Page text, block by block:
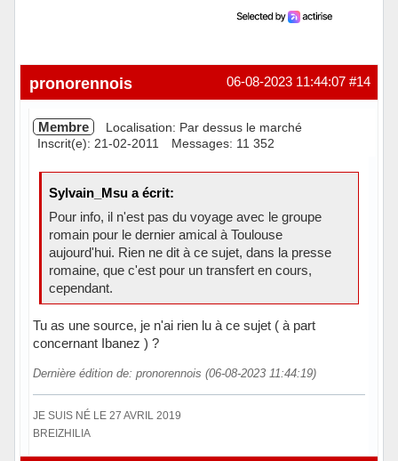
#14
06-08-2023 11:44:07
pronorennois
Membre
Localisation: Par dessus le marché
Inscrit(e): 21-02-2011
Messages: 11 352
Sylvain_Msu a écrit:
Pour info, il n'est pas du voyage avec le groupe
romain pour le dernier amical à Toulouse
aujourd'hui. Rien ne dit à ce sujet, dans la presse
romaine, que c'est pour un transfert en cours,
cependant.
Tu as une source, je n'ai rien lu à ce sujet ( à part
concernant Ibanez ) ?
Dernière édition de: pronorennois (06-08-2023 11:44:19)
JE SUIS NÉ LE 27 AVRIL 2019
BREIZHILIA